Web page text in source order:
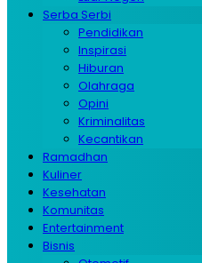
Serba Serbi
Pendidikan
Inspirasi
Hiburan
Olahraga
Opini
Kriminalitas
Kecantikan
Ramadhan
Kuliner
Kesehatan
Komunitas
Entertainment
Bisnis